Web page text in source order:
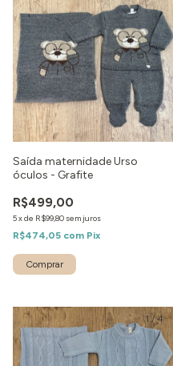
Saída maternidade Urso
óculos - Grafite
R$499,00
5xde R$99,80 sem juros
R$474,05 com Pix
Comprar
1/4